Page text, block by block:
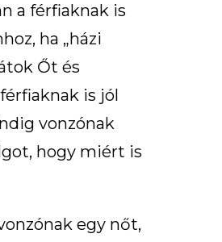
a férfiaknak is
ha „házi
Őt és
is jól
vonzónak
hogy miért is
egy nőt,